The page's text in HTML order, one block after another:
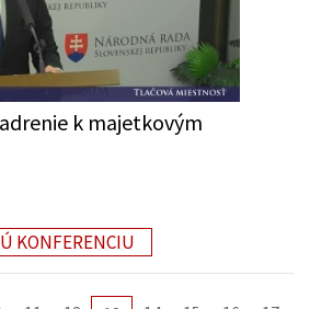
k majetkovým
KONFERENCIU